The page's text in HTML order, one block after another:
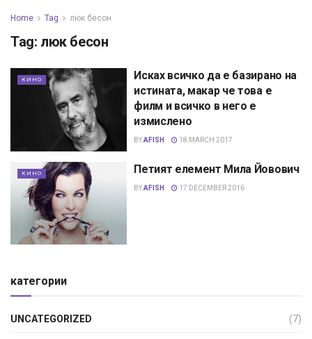
Home Tag люк бесон
Tag: люк бесон
КИНО
Исках всичко да е базирано на
истината, макар че това е
филм и всичко в него е
измислено
BYAFISH 18 MARCH 2017
КИНО Петият елемент Мила Йовович
BYAFISH 17 DECEMBER 2016
категории
UNCATEGORIZED (7)